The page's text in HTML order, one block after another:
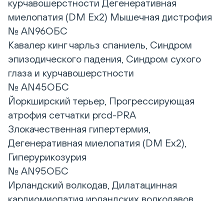
курчавошерстности Дегенеративная
миелопатия (DM Ex2) Мышечная дистрофия
№ AN96ОБС
Кавалер кинг чарльз спаниель, Синдром
эпизодического падения, Синдром сухого
глаза и курчавошерстности
№ AN45ОБС
Йоркширский терьер, Прогрессирующая
атрофия сетчатки prcd-PRA
Злокачественная гипертермия,
Дегенеративная миелопатия (DM Ex2),
Гиперурикозурия
№ AN95ОБС
Ирландский волкодав, Дилатацинная